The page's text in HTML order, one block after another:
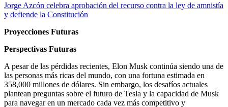
Jorge Azcón celebra aprobación del recurso contra la ley de amnistía
y defiende la Constitución
Proyecciones Futuras
Perspectivas Futuras
A pesar de las pérdidas recientes, Elon Musk continúa siendo una de
las personas más ricas del mundo, con una fortuna estimada en
358,000 millones de dólares. Sin embargo, los desafíos actuales
plantean preguntas sobre el futuro de Tesla y la capacidad de Musk
para navegar en un mercado cada vez más competitivo y